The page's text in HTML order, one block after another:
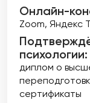
Онлайн-
Zoom, Яндекс
психологии:
диплом о
сертификаты